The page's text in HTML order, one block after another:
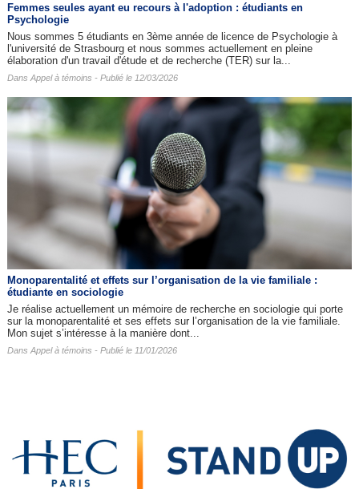
Femmes seules ayant eu recours à l'adoption : étudiants en
Psychologie
Nous sommes 5 étudiants en 3ème année de licence de Psychologie à
l'université de Strasbourg et nous sommes actuellement en pleine
élaboration d'un travail d'étude et de recherche (TER) sur la...
Dans Appel à témoins - Publié le 12/03/2026
Monoparentalité et effets sur l’organisation de la vie familiale :
étudiante en sociologie
Je réalise actuellement un mémoire de recherche en sociologie qui porte
sur la monoparentalité et ses effets sur l’organisation de la vie familiale.
Mon sujet s’intéresse à la manière dont...
Dans Appel à témoins - Publié le 11/01/2026